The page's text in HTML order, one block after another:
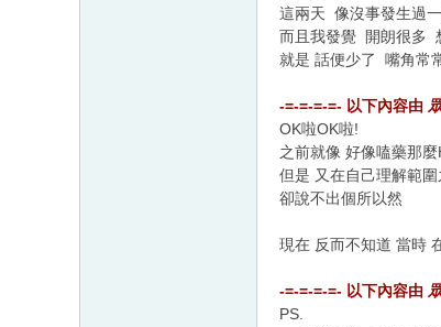
這兩天 像沒事發生過
而且我發覺 開朗很多
就是 話便少了 嘴角常
-=-=-=-=- 以下內容由
OK啦OK啦!
之前就像 好像嗑藥那麼
但是 又在自己理解範圍
卻說不出個所以然
現在 反而不知道 當時
-=-=-=-=- 以下內容由
PS.